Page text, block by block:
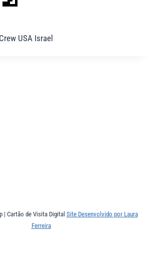
USA Israel
| Cartão de Visita Digital Site Desenvolvido por Laura
Ferreira